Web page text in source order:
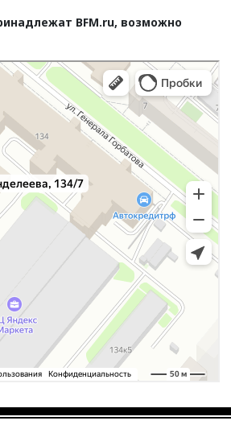
BFM.ru, возможно